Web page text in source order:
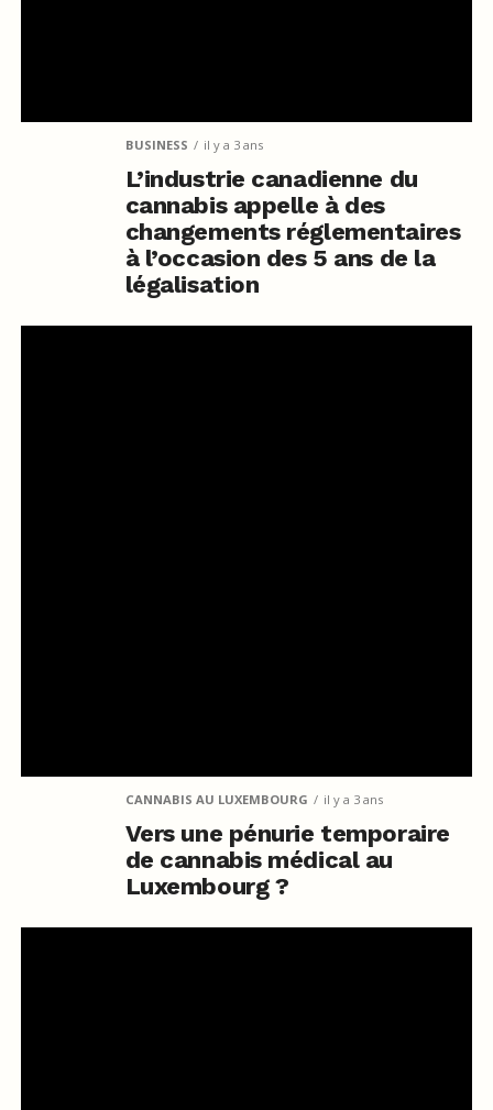
BUSINESS il y a 3 ans
L’industrie canadienne du
cannabis appelle à des
changements réglementaires
à l’occasion des 5 ans de la
légalisation
CANNABIS AU LUXEMBOURG il y a 3 ans
Vers une pénurie temporaire
de cannabis médical au
Luxembourg ?